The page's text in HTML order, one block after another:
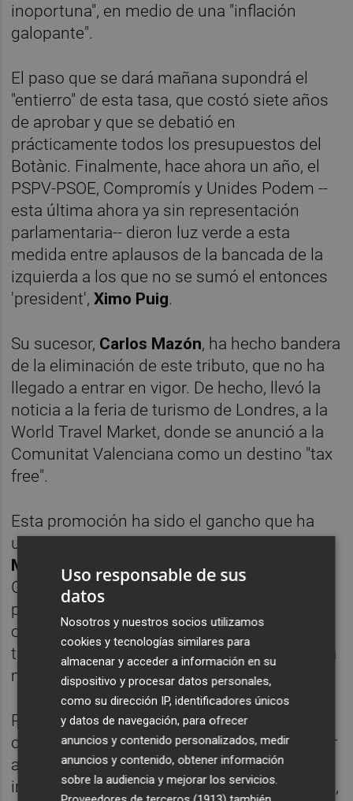
inoportuna", en medio de una "inflación
galopante".
El paso que se dará mañana supondrá el
"entierro" de esta tasa, que costó siete años
de aprobar y que se debatió en
prácticamente todos los presupuestos del
Botànic. Finalmente, hace ahora un año, el
PSPV-PSOE, Compromís y Unides Podem --
esta última ahora ya sin representación
parlamentaria-- dieron luz verde a esta
medida entre aplausos de la bancada de la
izquierda a los que no se sumó el entonces
'president',Ximo Puig.
Su sucesor, Carlos Mazón, ha hecho bandera
de la eliminación de este tributo, que no ha
llegado a entrar en vigor. De hecho, llevó la
noticia a la feria de turismo de Londres, a la
World Travel Market, donde se anunció a la
Comunitat Valenciana como un destino "tax
free".
Esta promoción ha sido el gancho que ha
utilizado la portavoz adjunta del PSPV-PSOE,
María José Salvador
, para criticar al
Gobierno. Ha considerado que esta
promoción fue "lamentable, ridícula y
obscena" y les ha acusado de "politizar la
tasa turística" con una "hiperbolización" de la
medida.
Por su parte,Aitana Mas(Compromís) ha
criticado que el PP se vanaglorie de "eliminar
algo que no ha entrado en vigor" y ha
ironizado con que "no va nadie a París, Viena,
Uso responsable de sus
datos
Nosotros y nuestros socios utilizamos
cookies y tecnologías similares para
almacenar y acceder a información en su
dispositivo y procesar datos personales,
como su dirección IP, identificadores únicos
y datos de navegación, para ofrecer
anuncios y contenido personalizados, medir
anuncios y contenido, obtener información
sobre la audiencia y mejorar los servicios.